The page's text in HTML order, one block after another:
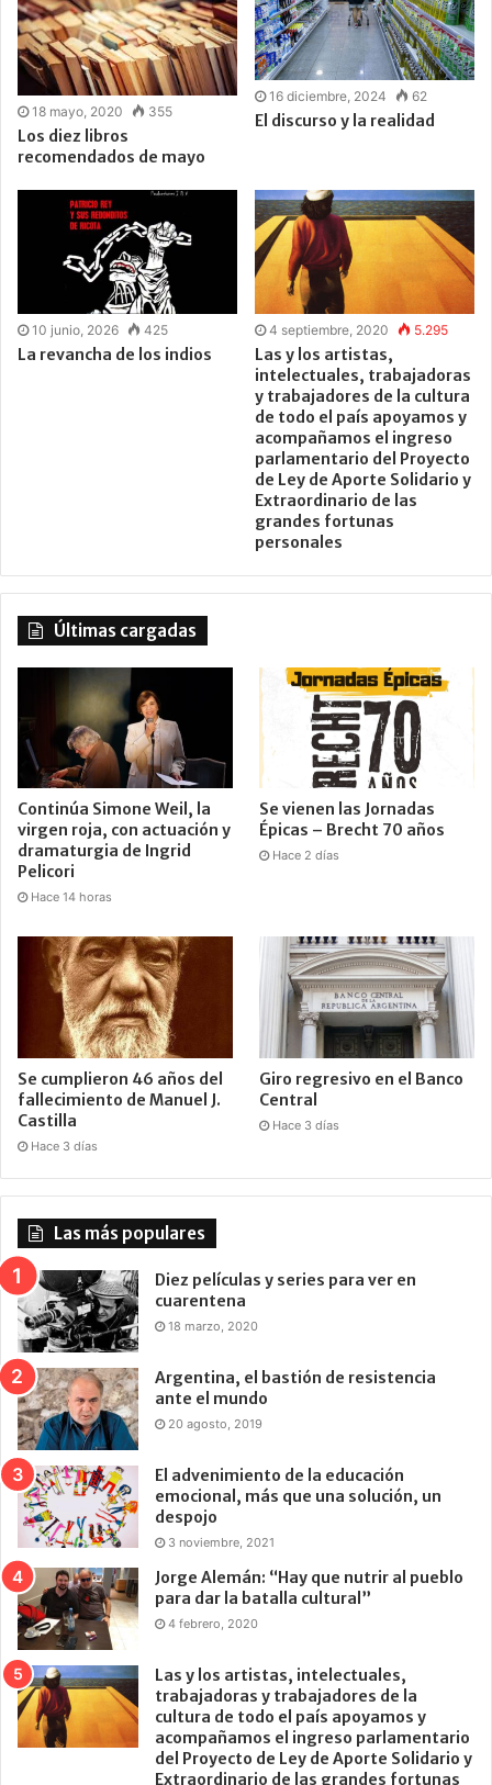
18 mayo, 2020 355
Los diez libros
recomendados de mayo
16 diciembre, 2024 62
El discurso y la realidad
10 junio, 2026 425
La revancha de los indios
4 septiembre, 2020 5.295
Las y los artistas,
intelectuales, trabajadoras
y trabajadores de la cultura
de todo el país apoyamos y
acompañamos el ingreso
parlamentario del Proyecto
de Ley de Aporte Solidario y
Extraordinario de las
grandes fortunas
personales
Últimas cargadas
Continúa Simone Weil, la
virgen roja, con actuación y
dramaturgia de Ingrid
Pelicori
Hace 14 horas
Se vienen las Jornadas
Épicas – Brecht 70 años
Hace 2 días
Se cumplieron 46 años del
fallecimiento de Manuel J.
Castilla
Hace 3 días
Giro regresivo en el Banco
Central
Hace 3 días
Las más populares
Diez películas y series para ver en
cuarentena
18 marzo, 2020
Argentina, el bastión de resistencia
ante el mundo
20 agosto, 2019
El advenimiento de la educación
emocional, más que una solución, un
despojo
3 noviembre, 2021
Jorge Alemán: “Hay que nutrir al pueblo
para dar la batalla cultural”
4 febrero, 2020
Las y los artistas, intelectuales,
trabajadoras y trabajadores de la
cultura de todo el país apoyamos y
acompañamos el ingreso parlamentario
del Proyecto de Ley de Aporte Solidario y
Extraordinario de las grandes fortunas